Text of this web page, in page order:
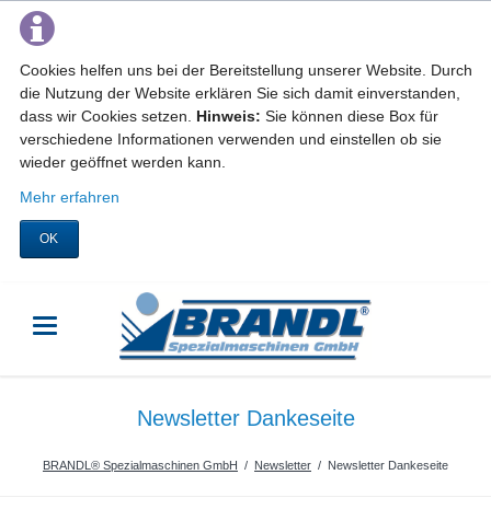
Cookies helfen uns bei der Bereitstellung unserer Website. Durch
die Nutzung der Website erklären Sie sich damit einverstanden,
dass wir Cookies setzen. Hinweis: Sie können diese Box für
verschiedene Informationen verwenden und einstellen ob sie
wieder geöffnet werden kann.
Mehr erfahren
OK
Newsletter Dankeseite
BRANDL® Spezialmaschinen GmbH Newsletter Newsletter Dankeseite